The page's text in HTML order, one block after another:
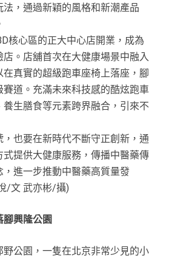
，通過新穎的風格和新潮產品
核心區的正大中心店開業，成為
。店舖首次在大健康場景中融入
真實的超級跑車座椅上落座，腳
道。充滿未來科技感的酷炫跑車
生膳食等元素跨界融合，引來不
，也要在新時代不斷守正創新，通
提供大健康服務，傳播中醫藥傳
進一步推動中醫藥高質量發
/文 武亦彬/攝)
腳興隆公園
公園，一隻在北京非常少見的小